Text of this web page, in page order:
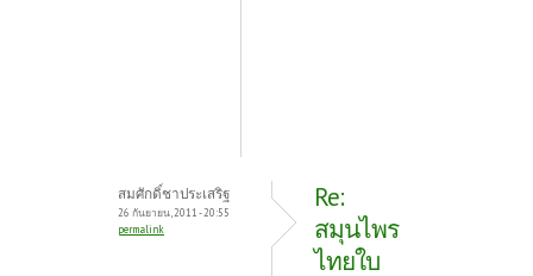
สมศักดิ์ชาประเสริฐ
26 กันยายน, 2011 - 20:55
permalink
Re:
สมุนไพร
ไทยใบ